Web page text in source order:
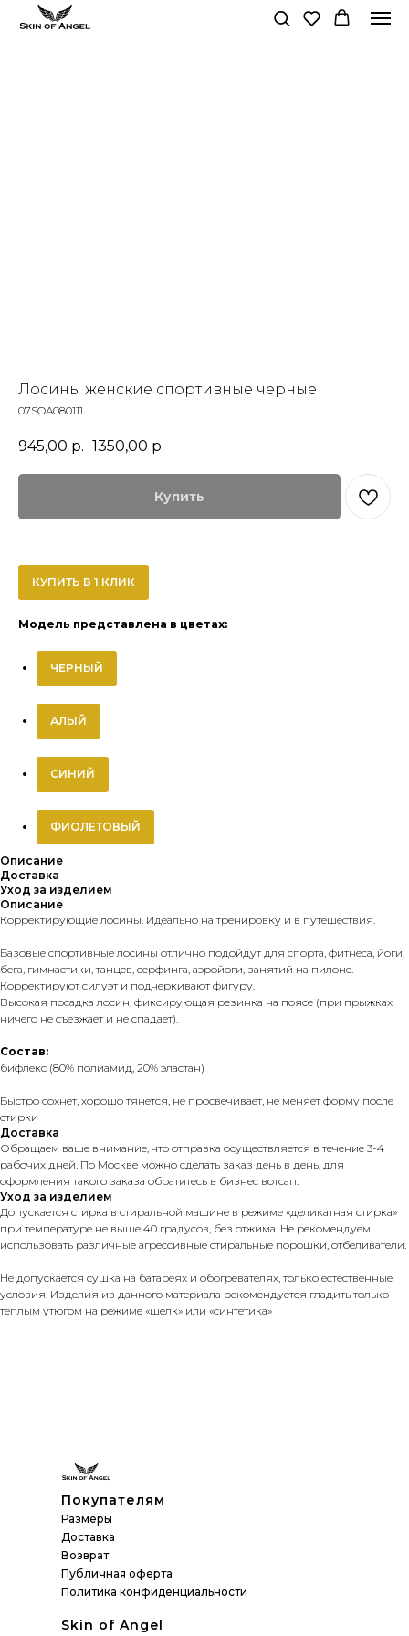
Лосины женские спортивные черные
07SOA080111
945,00 р. 1350,00 р.
Купить
КУПИТЬ В 1 КЛИК
Модель представлена в цветах:
ЧЕРНЫЙ
АЛЫЙ
СИНИЙ
ФИОЛЕТОВЫЙ
Описание
Доставка
Уход за изделием
Описание
Корректирующие лосины. Идеально на тренировку и в путешествия.
Базовые спортивные лосины отлично подойдут для спорта, фитнеса, йоги,
бега, гимнастики, танцев, серфинга, аэройоги, занятий на пилоне.
Корректируют силуэт и подчеркивают фигуру.
Высокая посадка лосин, фиксирующая резинка на поясе (при прыжках
ничего не съезжает и не спадает).
Состав:
бифлекс (80% полиамид, 20% эластан)
Быстро сохнет, хорошо тянется, не просвечивает, не меняет форму после
стирки
Доставка
Обращаем ваше внимание, что отправка осуществляется в течение 3-4
рабочих дней. По Москве можно сделать заказ день в день, для
оформления такого заказа обратитесь в бизнес вотсап.
Уход за изделием
Допускается стирка в стиральной машине в режиме «деликатная стирка»
при температуре не выше 40 градусов, без отжима. Не рекомендуем
использовать различные агрессивные стиральные порошки, отбеливатели.
Не допускается сушка на батареях и обогревателях, только естественные
условия. Изделия из данного материала рекомендуется гладить только
теплым утюгом на режиме «шелк» или «синтетика»
Покупателям
Размеры
Доставка
Публичная оферта
Политика конфиденциальности
Возврат
Skin of Angel